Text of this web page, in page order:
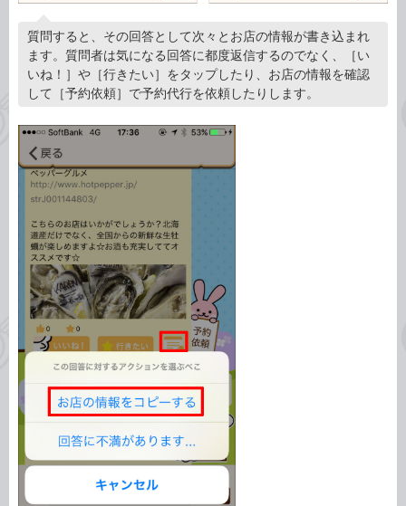
質問すると、その回答として次々とお店の情報が書き込まれ
ます。質問者は気になる回答に都度返信するのでなく、［い
いね！］や［行きたい］をタップしたり、お店の情報を確認
して［予約依頼］で予約代行を依頼したりします。